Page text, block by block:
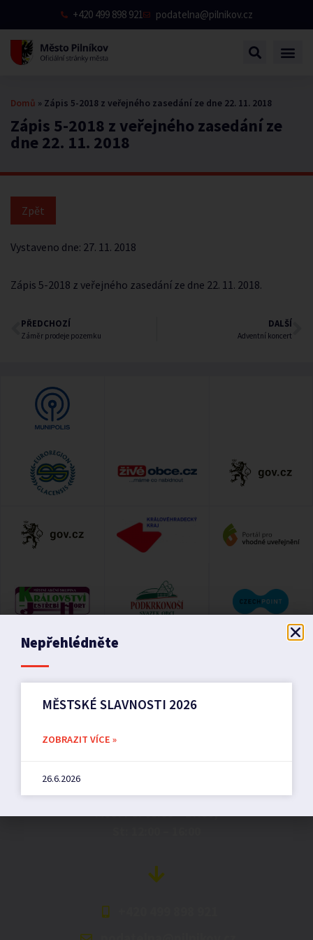
+420 499 898 921 podatelna@pilnikov.cz
Zápis 5-2018 z veřejného zasedání ze
dne 22. 11. 2018
Domů » Zápis 5-2018 z veřejného zasedání ze dne 22. 11. 2018
Vystaveno dne: 27. 11. 2018
Zápis 5-2018 z veřejného zasedání ze dne 22. 11. 2018.
PŘEDCHOZÍ
Záměr prodeje pozemku
DALŠÍ
Adventní koncert
542 42 Pilníkov
MěU: Po: 08:00 – 17:00,
Nepřehlédněte
MĚSTSKÉ SLAVNOSTI 2026
ZOBRAZIT VÍCE »
26.6.2026